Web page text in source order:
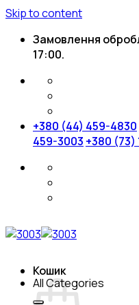
Skip to content
Замовлення
17:00.
+380 (44) 459-4830
459-3003 +380 (73)
Кошик
All Categories